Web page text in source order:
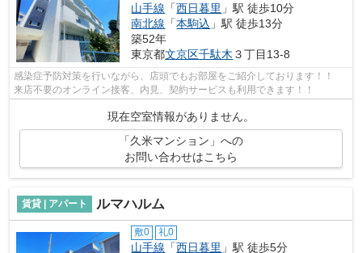
山手線 「西日暮里 」駅 徒歩10分
南北線 「本駒込 」駅 徒歩13分
築52年
東京都文京区千駄木 ３丁目13-8
感染症予防対策を行いながら、店頭でもお部屋をご紹介しております！！
来店不要のオンライン接客、内見、契約サービスも利用できます！！
現在空室情報がありません。
「久米マンション」への
お問い合わせはこちら
賃貸 | アパート ルマハルム
敷0 礼0
山手線 「西日暮里 」駅 徒歩5分